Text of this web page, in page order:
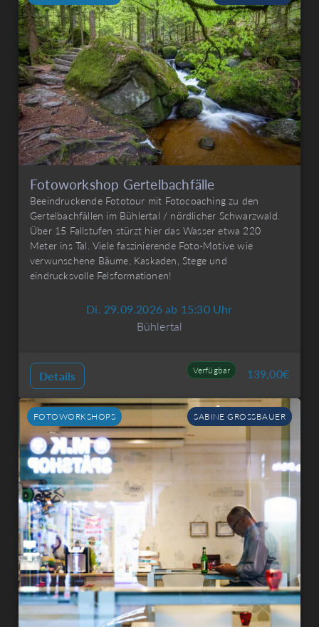
Fotoworkshop Gertelbachfälle
Beeindruckende Fototour mit Fotocoaching zu den
Gertelbachfällen im Bühlertal / nördlicher Schwarzwald.
Über 15 Fallstufen stürzt hier das Wasser etwa 220
Meter ins Tal. Viele faszinierende Foto-Motive wie
verwunschene Bäume, Kaskaden, Stege und
eindrucksvolle Felsformationen!
Di. 29.09.2026 ab 15:30 Uhr
Bühlertal
Details Verfügbar 139,00€
FOTOWORKSHOPS SABINE GROSSBAUER